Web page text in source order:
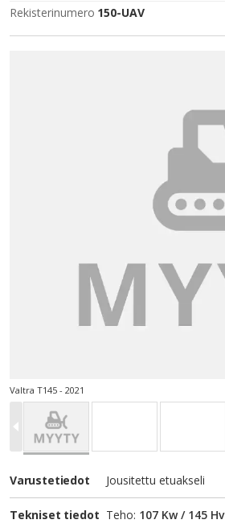
Rekisterinumero 150-UAV
Valtra T145 - 2021
Varustetiedot Jousitettu etuakseli
Tekniset tiedot Teho: 107 Kw / 145 Hv